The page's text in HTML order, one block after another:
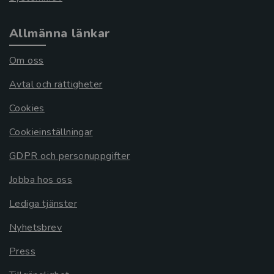
Allmänna länkar
Om oss
Avtal och rättigheter
Cookies
Cookieinställningar
GDPR och personuppgifter
Jobba hos oss
Lediga tjänster
Nyhetsbrev
Press